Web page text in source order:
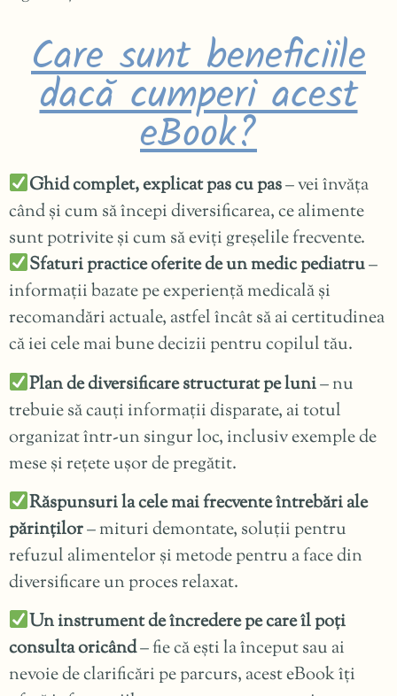
Care sunt beneficiile
dacă cumperi acest
eBook?
Ghid complet, explicat pas cu pas– vei învăța
când și cum să începi diversificarea, ce alimente
sunt potrivite și cum să eviți greșelile frecvente.
Sfaturi practice oferite de un medic pediatru–
informații bazate pe experiență medicală și
recomandări actuale, astfel încât să ai certitudinea
că iei cele mai bune decizii pentru copilul tău.
Plan de diversificare structurat pe luni– nu
trebuie să cauți informații disparate, ai totul
organizat într-un singur loc, inclusiv exemple de
mese și rețete ușor de pregătit.
Răspunsuri la cele mai frecvente întrebări ale
părinților– mituri demontate, soluții pentru
refuzul alimentelor și metode pentru a face din
diversificare un proces relaxat.
Un instrument de încredere pe care îl poți
consulta oricând– fie că ești la început sau ai
nevoie de clarificări pe parcurs, acest eBook îți